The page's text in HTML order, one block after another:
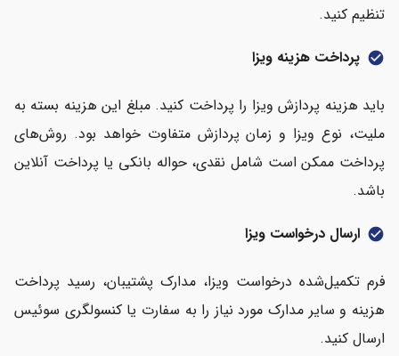
تنظیم کنید.
check_circle پرداخت هزینه ویزا
باید هزینه پردازش ویزا را پرداخت کنید. مبلغ این هزینه بسته به
ملیت، نوع ویزا و زمان پردازش متفاوت خواهد بود. روش‌های
پرداخت ممکن است شامل نقدی، حواله بانکی یا پرداخت آنلاین
باشد.
check_circle ارسال درخواست ویزا
فرم تکمیل‌شده درخواست ویزا، مدارک پشتیبان، رسید پرداخت
هزینه و سایر مدارک مورد نیاز را به سفارت یا کنسولگری سوئیس
ارسال کنید.